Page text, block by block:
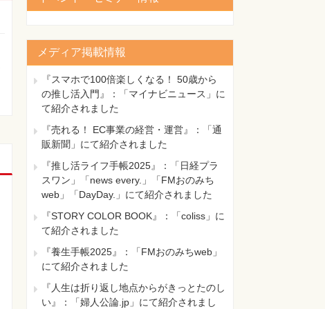
メディア掲載情報
『スマホで100倍楽しくなる！ 50歳から
の推し活入門』：「マイナビニュース」に
て紹介されました
『売れる！ EC事業の経営・運営』：「通
販新聞」にて紹介されました
『推し活ライフ手帳2025』：「日経プラ
スワン」「news every.」「FMおのみち
web」「DayDay.」にて紹介されました
『STORY COLOR BOOK』：「coliss」に
て紹介されました
『養生手帳2025』：「FMおのみちweb」
にて紹介されました
『人生は折り返し地点からがきっとたのし
い』：「婦人公論.jp」にて紹介されまし